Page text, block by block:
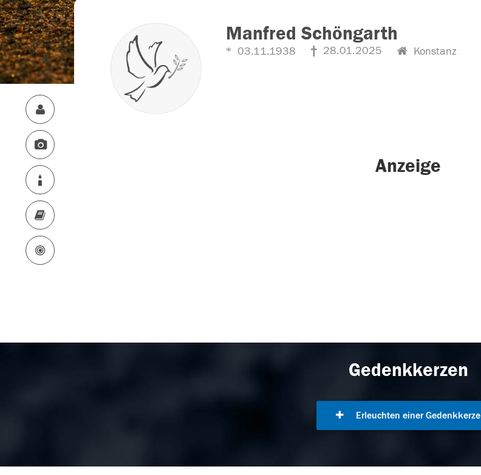
Manfred Schöngarth
03.11.1938 28.01.2025 Konstanz
Anzeige
Gedenkkerzen
Erleuchten einer Gedenkkerze